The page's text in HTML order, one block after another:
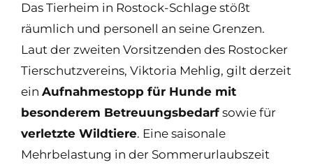
Das Tierheim in Rostock-Schlage stößt
räumlich und personell an seine Grenzen.
Laut der zweiten Vorsitzenden des Rostocker
Tierschutzvereins, Viktoria Mehlig, gilt derzeit
ein Aufnahmestopp für Hunde mit
besonderem Betreuungsbedarf sowie für
verletzte Wildtiere. Eine saisonale
Mehrbelastung in der Sommerurlaubszeit